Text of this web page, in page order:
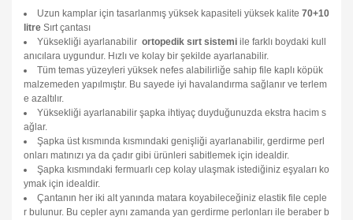
Uzun kamplar için tasarlanmış yüksek kapasiteli yüksek kalite 70+10
litre Sırt çantası
Yüksekliği ayarlanabilir ortopedik sırt sistemi ile farklı boydaki kull
anıcılara uygundur. Hızlı ve kolay bir şekilde ayarlanabilir.
Tüm temas yüzeyleri yüksek nefes alabilirliğe sahip file kaplı köpük
malzemeden yapılmıştır. Bu sayede iyi havalandırma sağlanır ve terlem
e azaltılır.
Yüksekliği ayarlanabilir şapka ihtiyaç duyduğunuzda ekstra hacim s
ağlar.
Şapka üst kısmında kısmındaki genişliği ayarlanabilir, gerdirme perl
onları matınızı ya da çadır gibi ürünleri sabitlemek için idealdir.
Şapka kısmındaki fermuarlı cep kolay ulaşmak istediğiniz eşyaları ko
ymak için idealdir.
Çantanın her iki alt yanında matara koyabileceğiniz elastik file ceple
r bulunur. Bu cepler aynı zamanda yan gerdirme perlonları ile beraber b